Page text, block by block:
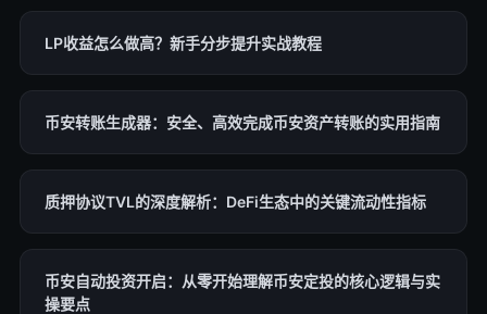
LP收益怎么做高？新手分步提升实战教程
币安转账生成器：安全、高效完成币安资产转账的实用指南
质押协议TVL的深度解析：DeFi生态中的关键流动性指标
币安自动投资开启：从零开始理解币安定投的核心逻辑与实
操要点